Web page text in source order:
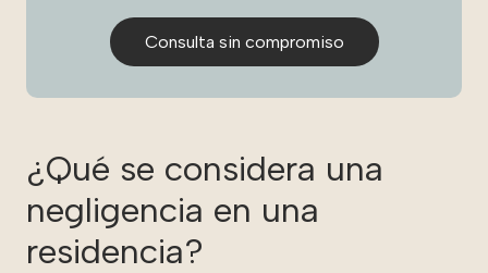
Consulta sin compromiso
¿Qué se considera una
negligencia en una
residencia?